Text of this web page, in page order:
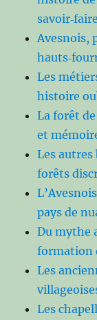
savoir‑faire
Avesnois,
Les
histoire
La forêt
et
Les autres
forêts
pays de
Du mythe
formation
Les
Les